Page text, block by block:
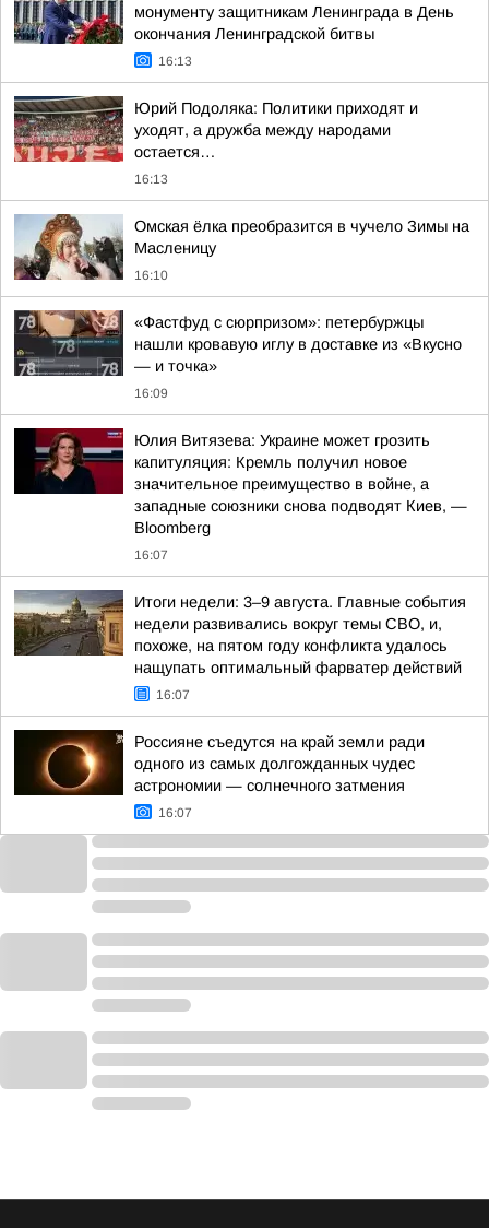
монументу защитникам Ленинграда в День
окончания Ленинградской битвы
16:13
Юрий Подоляка: Политики приходят и
уходят, а дружба между народами
остается…
16:13
Омская ёлка преобразится в чучело Зимы на
Масленицу
16:10
«Фастфуд с сюрпризом»: петербуржцы
нашли кровавую иглу в доставке из «Вкусно
— и точка»
16:09
Юлия Витязева: Украине может грозить
капитуляция: Кремль получил новое
значительное преимущество в войне, а
западные союзники снова подводят Киев, —
Bloomberg
16:07
Итоги недели: 3–9 августа. Главные события
недели развивались вокруг темы СВО, и,
похоже, на пятом году конфликта удалось
нащупать оптимальный фарватер действий
16:07
Россияне съедутся на край земли ради
одного из самых долгожданных чудес
астрономии — солнечного затмения
16:07